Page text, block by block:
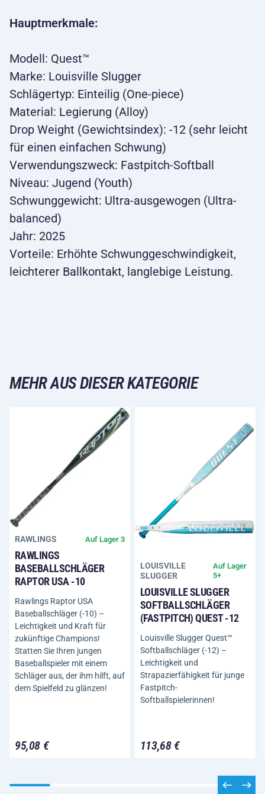
Hauptmerkmale:
Modell: Quest™
Marke: Louisville Slugger
Schlägertyp: Einteilig (One-piece)
Material: Legierung (Alloy)
Drop Weight (Gewichtsindex): -12 (sehr leicht
für einen einfachen Schwung)
Verwendungszweck: Fastpitch-Softball
Niveau: Jugend (Youth)
Schwunggewicht: Ultra-ausgewogen (Ultra-
balanced)
Jahr: 2025
Vorteile: Erhöhte Schwunggeschwindigkeit,
leichterer Ballkontakt, langlebige Leistung.
MEHR AUS DIESER KATEGORIE
RAWLINGS Auf Lager 3
RAWLINGS
BASEBALLSCHLÄGER
RAPTOR USA -10
Rawlings Raptor USA
Baseballschläger (-10) –
Leichtigkeit und Kraft für
zukünftige Champions!
Statten Sie Ihren jungen
Baseballspieler mit einem
Schläger aus, der ihm hilft, auf
dem Spielfeld zu glänzen!
95,08 €
LOUISVILLE
SLUGGER
Auf Lager
5+
LOUISVILLE SLUGGER
SOFTBALLSCHLÄGER
(FASTPITCH) QUEST -12
Louisville Slugger Quest™
Softballschläger (-12) –
Leichtigkeit und
Strapazierfähigkeit für junge
Fastpitch-
Softballspielerinnen!
113,68 €